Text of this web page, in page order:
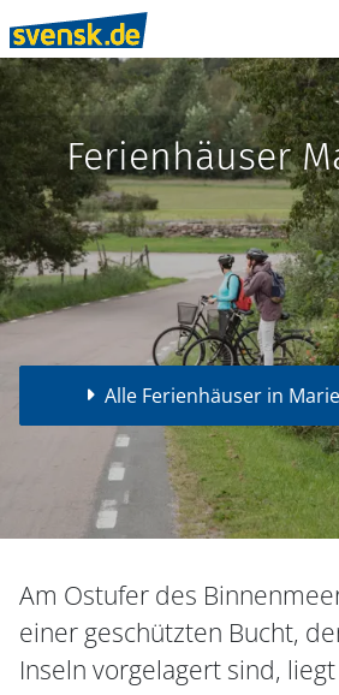
Ferienhäuser
Alle Ferienhäuser in
Am Ostufer des
einer geschützten Bucht,
Inseln vorgelagert sind,